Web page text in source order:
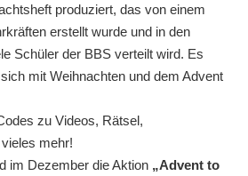
produziert, das von einem
erstellt wurde und in den
Schüler der BBS verteilt wird. Es
mit Weihnachten und dem Advent
zu Videos, Rätsel,
mehr!
im Dezember die Aktion „Advent to